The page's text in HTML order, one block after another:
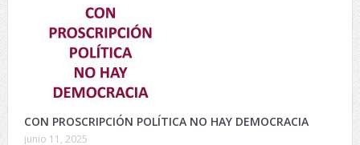
CON PROSCRIPCIÓN POLÍTICA NO HAY DEMOCRACIA
junio 11, 2025